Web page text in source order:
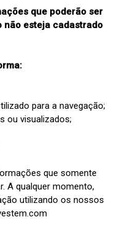
que poderão ser
não esteja cadastrado
para a navegação;
ou visualizados;
que somente
A qualquer momento,
utilizando os nossos